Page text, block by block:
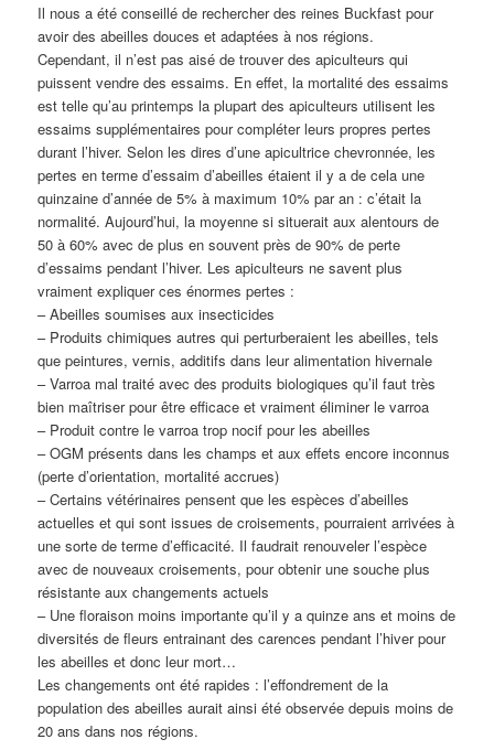
Il nous a été conseillé de rechercher des reines Buckfast pour
avoir des abeilles douces et adaptées à nos régions.
Cependant, il n’est pas aisé de trouver des apiculteurs qui
puissent vendre des essaims. En effet, la mortalité des essaims
est telle qu’au printemps la plupart des apiculteurs utilisent les
essaims supplémentaires pour compléter leurs propres pertes
durant l’hiver. Selon les dires d’une apicultrice chevronnée, les
pertes en terme d’essaim d’abeilles étaient il y a de cela une
quinzaine d’année de 5% à maximum 10% par an : c’était la
normalité. Aujourd’hui, la moyenne si situerait aux alentours de
50 à 60% avec de plus en souvent près de 90% de perte
d’essaims pendant l’hiver. Les apiculteurs ne savent plus
vraiment expliquer ces énormes pertes :
– Abeilles soumises aux insecticides
– Produits chimiques autres qui perturberaient les abeilles, tels
que peintures, vernis, additifs dans leur alimentation hivernale
– Varroa mal traité avec des produits biologiques qu’il faut très
bien maîtriser pour être efficace et vraiment éliminer le varroa
– Produit contre le varroa trop nocif pour les abeilles
– OGM présents dans les champs et aux effets encore inconnus
(perte d’orientation, mortalité accrues)
– Certains vétérinaires pensent que les espèces d’abeilles
actuelles et qui sont issues de croisements, pourraient arrivées à
une sorte de terme d’efficacité. Il faudrait renouveler l’espèce
avec de nouveaux croisements, pour obtenir une souche plus
résistante aux changements actuels
– Une floraison moins importante qu’il y a quinze ans et moins de
diversités de fleurs entrainant des carences pendant l’hiver pour
les abeilles et donc leur mort…
Les changements ont été rapides : l’effondrement de la
population des abeilles aurait ainsi été observée depuis moins de
20 ans dans nos régions.